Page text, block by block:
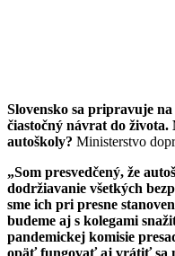
Slovensko sa pripravuje
čiastočný návrat do
autoškoly? Ministerstvo
„Som presvedčený, že
dodržiavanie všetkých
sme ich pri presne
budeme aj s kolegami
pandemickej komisie
opäť fungovať aj vrátiť sa